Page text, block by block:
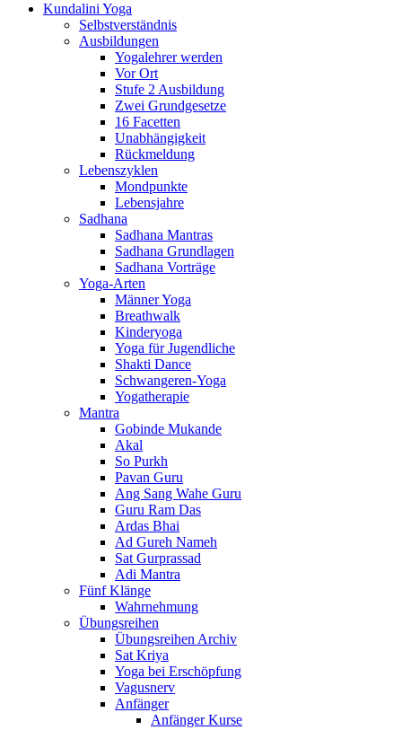
Kundalini Yoga
Selbstverständnis
Ausbildungen
Yogalehrer werden
Vor Ort
Stufe 2 Ausbildung
Zwei Grundgesetze
16 Facetten
Unabhängigkeit
Rückmeldung
Lebenszyklen
Mondpunkte
Lebensjahre
Sadhana
Sadhana Mantras
Sadhana Grundlagen
Sadhana Vorträge
Yoga-Arten
Männer Yoga
Breathwalk
Kinderyoga
Yoga für Jugendliche
Shakti Dance
Schwangeren-Yoga
Yogatherapie
Mantra
Gobinde Mukande
Akal
So Purkh
Pavan Guru
Ang Sang Wahe Guru
Guru Ram Das
Ardas Bhai
Ad Gureh Nameh
Sat Gurprassad
Adi Mantra
Fünf Klänge
Wahrnehmung
Übungsreihen
Übungsreihen Archiv
Sat Kriya
Yoga bei Erschöpfung
Vagusnerv
Anfänger
Anfänger Kurse